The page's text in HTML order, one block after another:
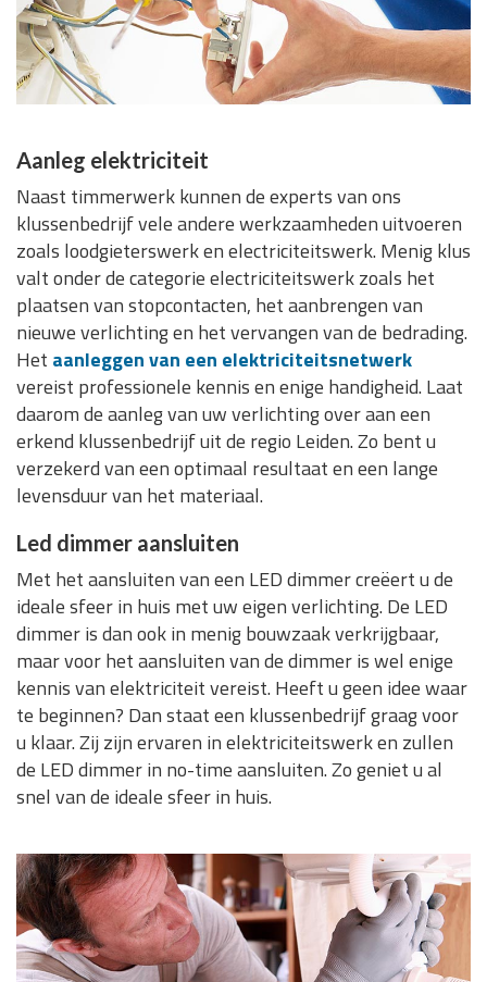
Aanleg elektriciteit
Naast timmerwerk kunnen de experts van ons
klussenbedrijf vele andere werkzaamheden uitvoeren
zoals loodgieterswerk en electriciteitswerk. Menig klus
valt onder de categorie electriciteitswerk zoals het
plaatsen van stopcontacten, het aanbrengen van
nieuwe verlichting en het vervangen van de bedrading.
Het aanleggen van een elektriciteitsnetwerk
vereist professionele kennis en enige handigheid. Laat
daarom de aanleg van uw verlichting over aan een
erkend klussenbedrijf uit de regio Leiden. Zo bent u
verzekerd van een optimaal resultaat en een lange
levensduur van het materiaal.
Led dimmer aansluiten
Met het aansluiten van een LED dimmer creëert u de
ideale sfeer in huis met uw eigen verlichting. De LED
dimmer is dan ook in menig bouwzaak verkrijgbaar,
maar voor het aansluiten van de dimmer is wel enige
kennis van elektriciteit vereist. Heeft u geen idee waar
te beginnen? Dan staat een klussenbedrijf graag voor
u klaar. Zij zijn ervaren in elektriciteitswerk en zullen
de LED dimmer in no-time aansluiten. Zo geniet u al
snel van de ideale sfeer in huis.